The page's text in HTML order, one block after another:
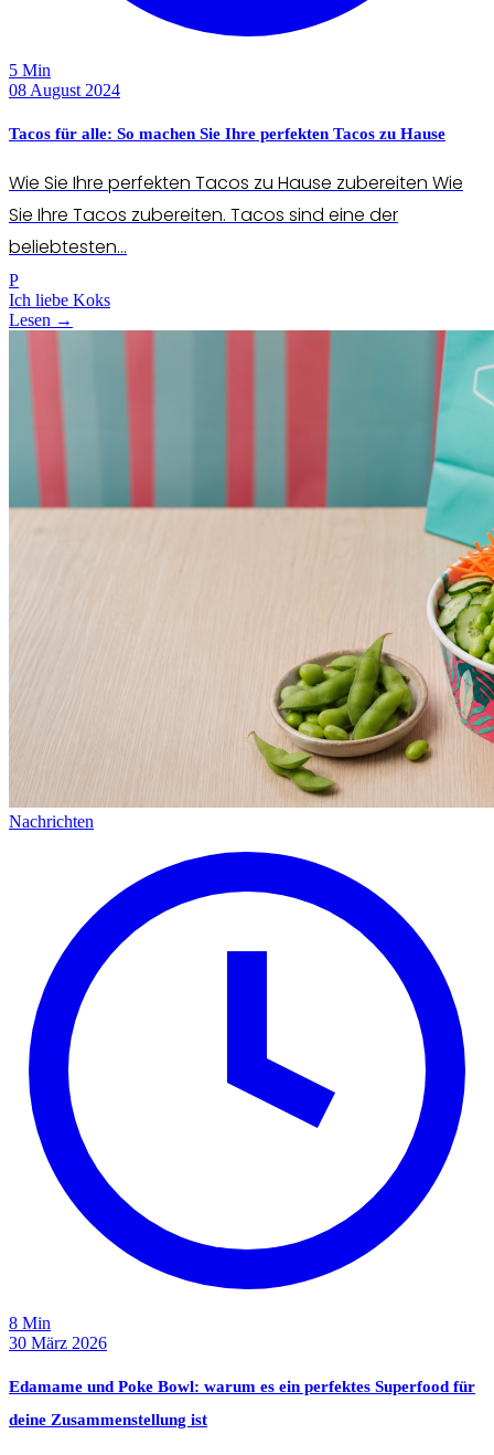
5 Min
08 August 2024
Tacos für alle: So machen Sie Ihre perfekten Tacos zu Hause
Wie Sie Ihre perfekten Tacos zu Hause zubereiten Wie
Sie Ihre Tacos zubereiten. Tacos sind eine der
beliebtesten...
P
Ich liebe Koks
Lesen →
Nachrichten
8 Min
30 März 2026
Edamame und Poke Bowl: warum es ein perfektes Superfood für
deine Zusammenstellung ist